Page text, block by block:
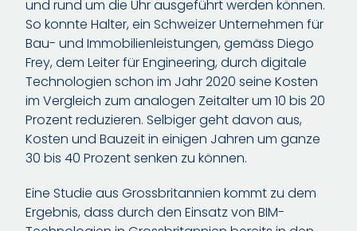
und rund um die Uhr ausgeführt werden können.
So konnte Halter, ein Schweizer Unternehmen für
Bau- und Immobilienleistungen, gemäss Diego
Frey, dem Leiter für Engineering, durch digitale
Technologien schon im Jahr 2020 seine Kosten
im Vergleich zum analogen Zeitalter um 10 bis 20
Prozent reduzieren. Selbiger geht davon aus,
Kosten und Bauzeit in einigen Jahren um ganze
30 bis 40 Prozent senken zu können.
Eine Studie aus Grossbritannien kommt zu dem
Ergebnis, dass durch den Einsatz von BIM-